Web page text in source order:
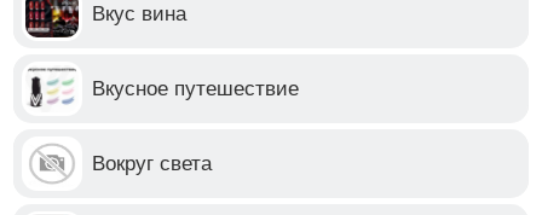
Вкус вина
Вкусное путешествие
Вокруг света